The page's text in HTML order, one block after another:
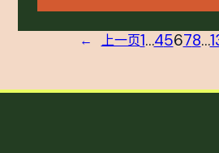
← 上一页1…45678…